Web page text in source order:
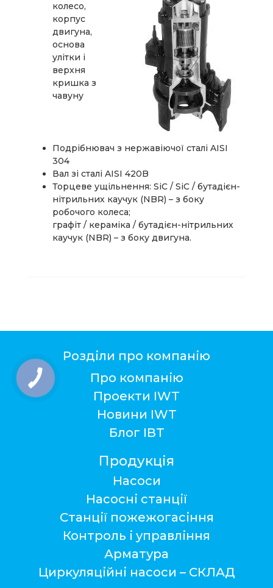
колесо,
корпус
двигуна,
основа
улітки і
верхня
кришка з
чавуну
Подрібнювач з нержавіючої сталі AISI
304
Вал зі сталі AISI 420B
Торцеве ущільнення: SiC / SiC / бутадієн-
нітрильних каучук (NBR) – з боку
робочого колеса;
графіт / кераміка / бутадієн-нітрильних
каучук (NBR) – з боку двигуна.
Розділи про компанію
Про компанію
Проекти IWT
Новини IWT
Блог ІВТ
Продукція
Насоси
Насосні станції
Станції пожежогасіння
Контроль і управління
Арматура
Циркуляційні насоси – СКЛАД